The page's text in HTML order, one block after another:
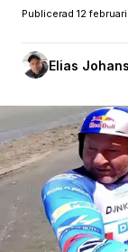
Publicerad 12
Elias